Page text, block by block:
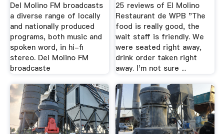
Del Molino FM broadcasts
a diverse range of locally
and nationally produced
programs, both music and
spoken word, in hi-fi
stereo. Del Molino FM
broadcaste
25 reviews of El Molino
Restaurant de WPB "The
food is really good, the
wait staff is friendly. We
were seated right away,
drink order taken right
away. I'm not sure ...